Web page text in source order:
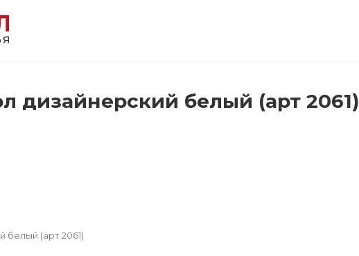
дизайнерский белый (арт 2061)
белый (арт 2061)